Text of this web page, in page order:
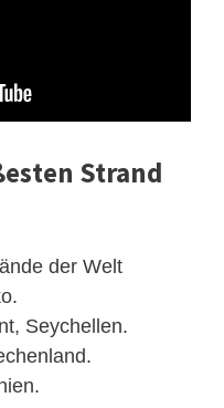
Strand
der Welt
Seychellen.